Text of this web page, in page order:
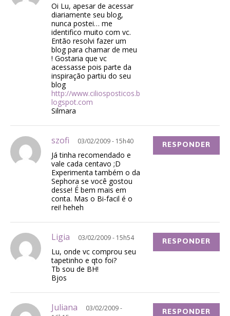
Oi Lu, apesar de acessar
diariamente seu blog,
nunca postei… me
identifico muito com vc.
Então resolvi fazer um
blog para chamar de meu
! Gostaria que vc
acessasse pois parte da
inspiração partiu do seu
blog
http://www.ciliosposticos.b
logspot.com
Silmara
szofi 03/02/2009 - 15h40
Já tinha recomendado e
vale cada centavo ;D
Experimenta também o da
Sephora se você gostou
desse! É bem mais em
conta. Mas o Bi-facil é o
rei! heheh
RESPONDER
Ligia 03/02/2009 - 15h54
Lu, onde vc comprou seu
tapetinho e qto foi?
Tb sou de BH!
Bjos
RESPONDER
Juliana
03/02/2009 -
RESPONDER